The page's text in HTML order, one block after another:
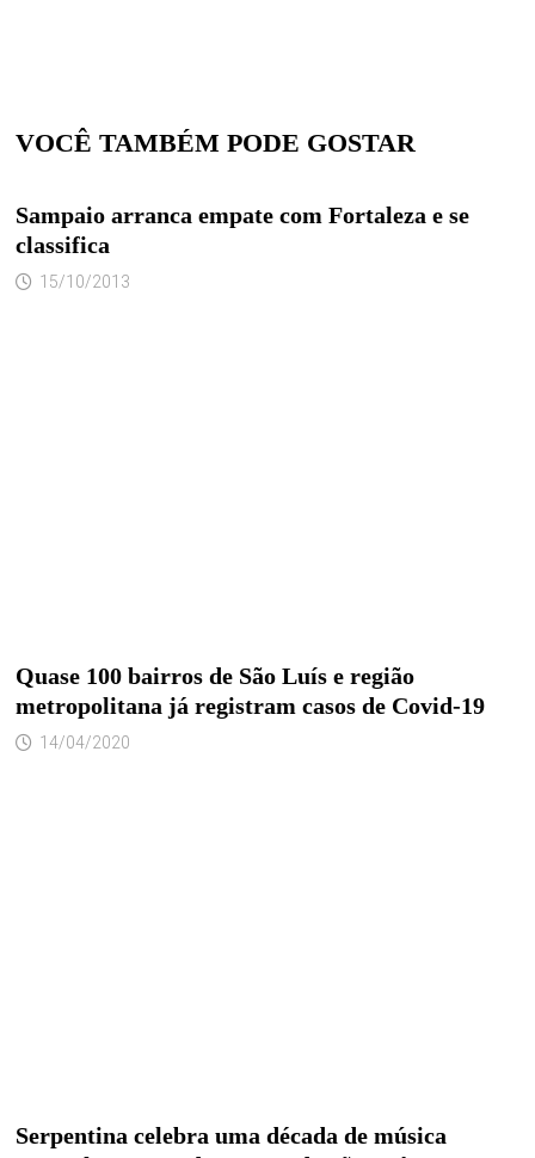
VOCÊ TAMBÉM PODE GOSTAR
Sampaio arranca empate com Fortaleza e se
classifica
15/10/2013
Quase 100 bairros de São Luís e região
metropolitana já registram casos de Covid-19
14/04/2020
Serpentina celebra uma década de música